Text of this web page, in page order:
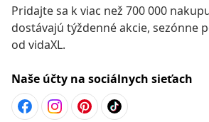
Pridajte sa k viac než 700 000
dostávajú týždenné akcie, sezónne
od vidaXL.
Naše účty na sociálnych sieťach